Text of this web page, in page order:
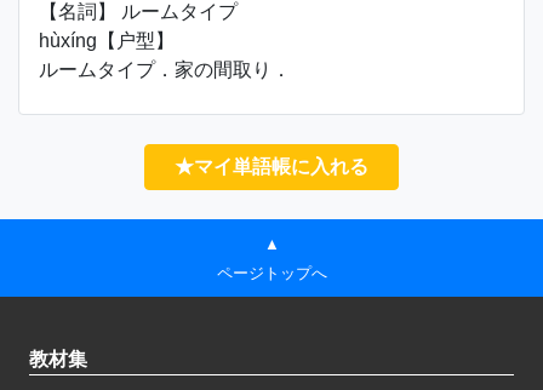
【名詞】 ルームタイプ
hùxíng【户型】
ルームタイプ．家の間取り．
★マイ単語帳に入れる
▲
ページトップへ
教材集